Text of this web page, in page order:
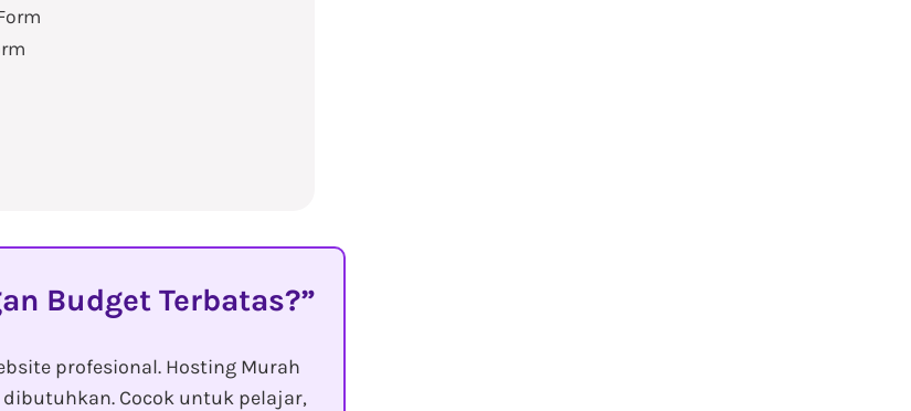
Budget Terbatas?
profesional. Hosting Murah
Cocok untuk pelajar,